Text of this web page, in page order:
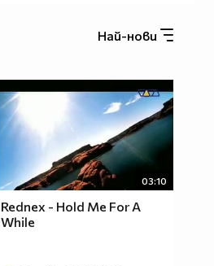
Най-нови
03:10
Rednex - Hold Me For A
While